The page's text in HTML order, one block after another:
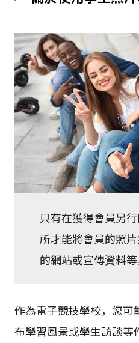
只有在獲得會員另
所才能將會員的照
的網站或宣傳資料等
作為電子競技學校，您可
布學習風景或學生訪談